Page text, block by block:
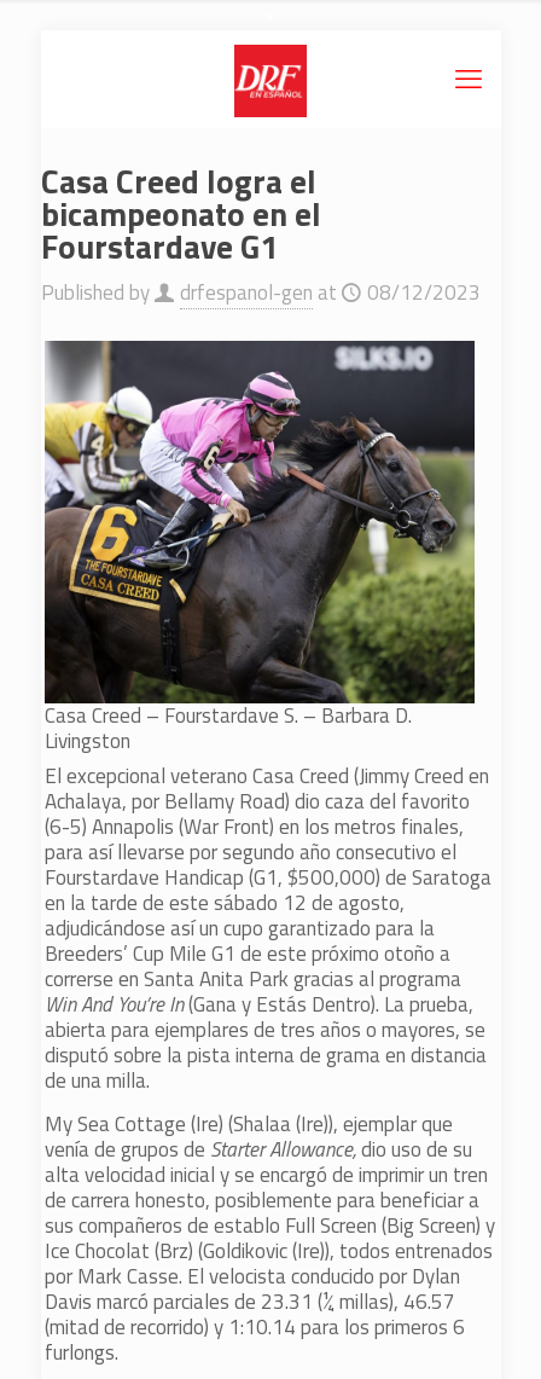
Casa Creed logra el
bicampeonato en el
Fourstardave G1
Published by drfespanol-gen at 08/12/2023
Casa Creed – Fourstardave S. – Barbara D.
Livingston
El excepcional veterano Casa Creed (Jimmy Creed en
Achalaya, por Bellamy Road) dio caza del favorito
(6-5) Annapolis (War Front) en los metros finales,
para así llevarse por segundo año consecutivo el
Fourstardave Handicap (G1, $500,000) de Saratoga
en la tarde de este sábado 12 de agosto,
adjudicándose así un cupo garantizado para la
Breeders’ Cup Mile G1 de este próximo otoño a
correrse en Santa Anita Park gracias al programa
Win And You’re In(Gana y Estás Dentro). La prueba,
abierta para ejemplares de tres años o mayores, se
disputó sobre la pista interna de grama en distancia
de una milla.
My Sea Cottage (Ire) (Shalaa (Ire)), ejemplar que
venía de grupos de Starter Allowance,dio uso de su
alta velocidad inicial y se encargó de imprimir un tren
de carrera honesto, posiblemente para beneficiar a
sus compañeros de establo Full Screen (Big Screen) y
Ice Chocolat (Brz) (Goldikovic (Ire)), todos entrenados
por Mark Casse. El velocista conducido por Dylan
Davis marcó parciales de 23.31 (¼ millas), 46.57
(mitad de recorrido) y 1:10.14 para los primeros 6
furlongs.